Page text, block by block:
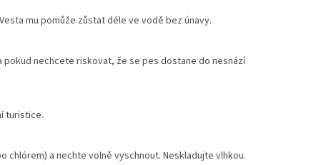
mu pomůže zůstat déle ve vodě bez únavy.
pokud nechcete riskovat, že se pes dostane do nesnází
turistice.
a nechte volně vyschnout. Neskladujte vlhkou.